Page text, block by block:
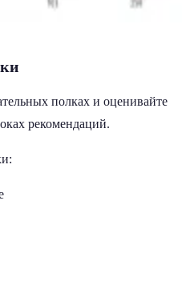
полках и оценивайте
рекомендаций.